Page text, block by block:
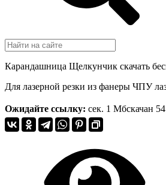
Карандашница Щелкунчик скачать
Для лазерной резки из фанеры ЧПУ
Ожидайте ссылку: сек. 1 Мбскачан